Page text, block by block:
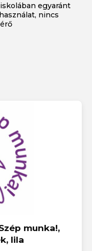
egyaránt
nincs
munka!,
lila